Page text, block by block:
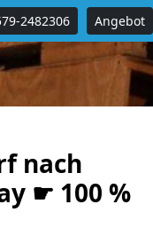
2482306 Angebot
nach
☛ 100 %